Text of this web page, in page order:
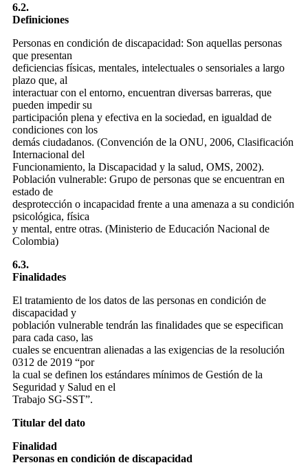
6.2.
Definiciones
Personas en condición de discapacidad: Son aquellas personas
que presentan
deficiencias físicas, mentales, intelectuales o sensoriales a largo
plazo que, al
interactuar con el entorno, encuentran diversas barreras, que
pueden impedir su
participación plena y efectiva en la sociedad, en igualdad de
condiciones con los
demás ciudadanos. (Convención de la ONU, 2006, Clasificación
Internacional del
Funcionamiento, la Discapacidad y la salud, OMS, 2002).
Población vulnerable: Grupo de personas que se encuentran en
estado de
desprotección o incapacidad frente a una amenaza a su condición
psicológica, física
y mental, entre otras. (Ministerio de Educación Nacional de
Colombia)
6.3.
Finalidades
El tratamiento de los datos de las personas en condición de
discapacidad y
población vulnerable tendrán las finalidades que se especifican
para cada caso, las
cuales se encuentran alienadas a las exigencias de la resolución
0312 de 2019 “por
la cual se definen los estándares mínimos de Gestión de la
Seguridad y Salud en el
Trabajo SG-SST”.
Titular del dato
Finalidad
Personas en condición de discapacidad